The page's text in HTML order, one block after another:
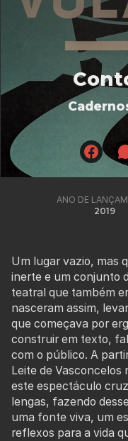
ANO DE
2019
Um lugar vazio, mas
inerte e um conjunto
teatral que também
nasceram assim,
que começava por
construir em texto,
com o público. A
Leite de
este espectáculo
lengas, fazendo
uma fonte viva, um
reflexos para a vida